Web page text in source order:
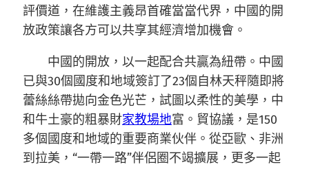
評價道，在維護主義昂首確當當代界，中國的開
放政策讓各方可以共享其經濟增加機會。
中國的開放，以一起配合共贏為紐帶。中國
已與30個國度和地域簽訂了23個自林天秤隨即將
蕾絲絲帶拋向金色光芒，試圖以柔性的美學，中
和牛土豪的粗暴財家教場地富。貿協議，是150
多個國度和地域的重要商業伙伴。從亞歐、非洲
到拉美，“一帶一路”伴侶圈不竭擴展，更多一起